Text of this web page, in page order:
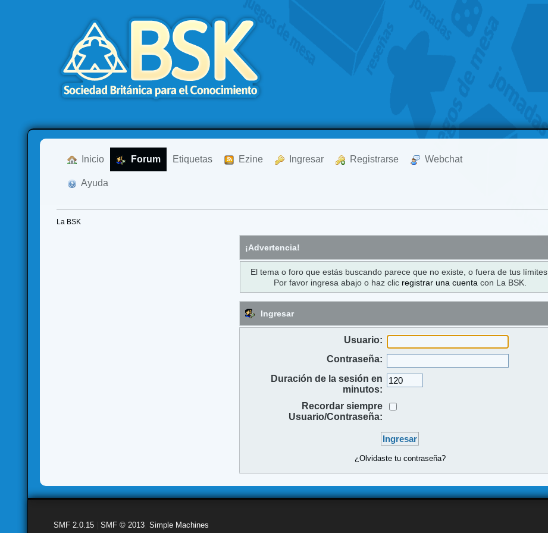
Inicio Forum Etiquetas Ezine Ingresar Registrarse Webchat
Ayuda
La BSK
¡Advertencia!
El tema o foro que estás buscando parece que no existe, o fuera de tus límites.
Por favor ingresa abajo o haz clic registrar una cuenta con La BSK.
Ingresar
Usuario:
Contraseña:
Duración de la sesión en
minutos:
Recordar siempre
Usuario/Contraseña:
¿Olvidaste tu contraseña?
SMF 2.0.15 |SMF © 2013 ,Simple Machines